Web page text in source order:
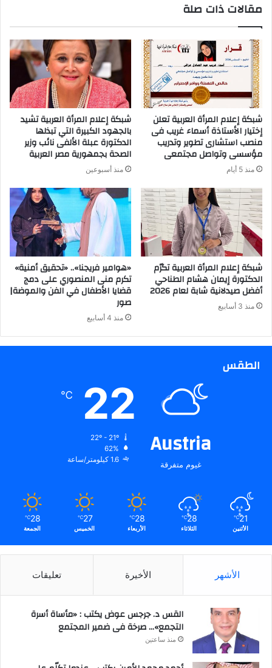
مقالات ذات صلة
شبكة إعلام المرأة العربية تعلن
إختيار الأستاذة أسماء غريب فى
منصب استشارى تطوير وتدريب
مؤسسى وتواصل مجتمعى
منذ 5 أيام
شبكة إعلام المرأة العربية تشيد
بالجهود الكبيرة التي تبذلها
الدكتورة عبلة الألفى نائب وزير
الصحة بجمهورية مصر العربية
منذ أسبوعين
شبكة إعلام المرأة العربية تكرّم
الدكتورة إيمان هشام الطناحي
أفضل صيدلانية شابة لعام 2026
منذ 3 أسابيع
«هوامير فريجنا».. «تحقيق أمنية»
تكرم منى المنصوري على دمج
قضايا الأطفال في الفن والموضة|
صور
منذ 4 أسابيع
الطقس
Austria
غيوم متفرقة
22
℃
62%
1.6 كيلومتر/ساعة
21
℃
الأثنين
28
℃
الثلاثاء
28
℃
الأربعاء
27
℃
الخميس
28
℃
الجمعة
الأشهر الأخيرة تعليقات
القس د. جرجس عوض يكتب : «مأساة أسرة
التجمع»… صرخة فى ضمير المجتمع
منذ ساعتين